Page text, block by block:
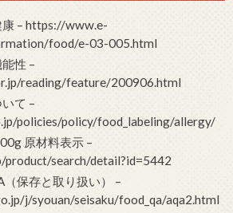
– https://www.e-
food/e-03-005.html
性 –
reading/feature/200906.html
て –
policies/policy/food_labeling/allergy/
原材料表示 –
search/detail?id=5442
保存と取り扱い） –
j/syouan/seisaku/food_qa/aqa2.html